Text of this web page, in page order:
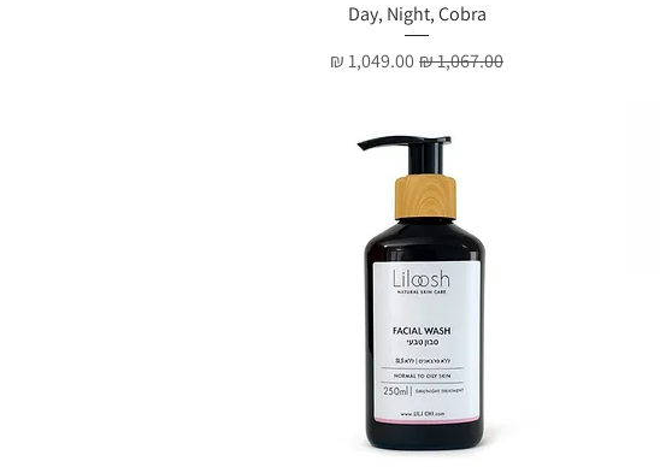
תצוגה מהירה
Day, Night, Cobra
מחיר רגיל
מחיר מבצע